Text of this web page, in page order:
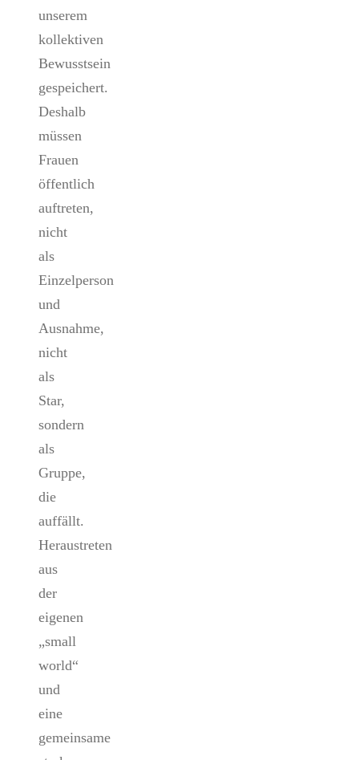
unserem
kollektiven
Bewusstsein
gespeichert.
Deshalb
müssen
Frauen
öffentlich
auftreten,
nicht
als
Einzelperson
und
Ausnahme,
nicht
als
Star,
sondern
als
Gruppe,
die
auffällt.
Heraustreten
aus
der
eigenen
„small
world“
und
eine
gemeinsame